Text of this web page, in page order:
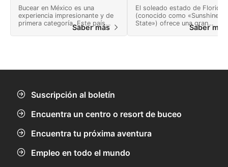
Bucear en México es una
experiencia impresionante y de
primera categoría. Este país
ofrece muchas aventuras y un
paisaje lleno de maravillas
Saber más
El soleado estado de Florida
(conocido como «Sunshine
State») ofrece una gran
variedad de lugares de buceo,
desde las tropicales Florida
Saber
Suscripción al boletín
Encuentra un centro o resort de buceo
Encuentra tu próxima aventura
Empleo en todo el mundo